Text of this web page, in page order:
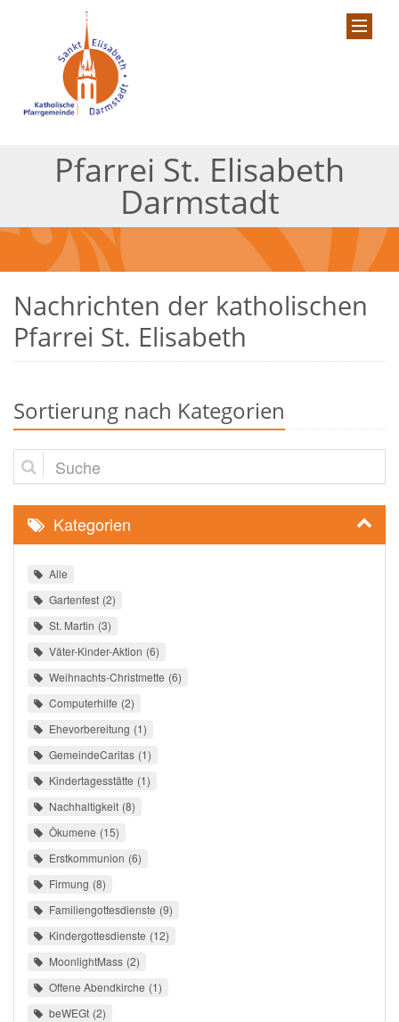
Pfarrei St. Elisabeth
Darmstadt
Nachrichten der katholischen
Pfarrei St. Elisabeth
Sortierung nach Kategorien
Suche
Kategorien
Alle
Gartenfest 2
St. Martin 3
Väter-Kinder-Aktion 6
Weihnachts-Christmette 6
Computerhilfe 2
Ehevorbereitung 1
GemeindeCaritas 1
Kindertagesstätte 1
Nachhaltigkeit 8
Ökumene 15
Erstkommunion 6
Firmung 8
Familiengottesdienste 9
Kindergottesdienste 12
MoonlightMass 2
Offene Abendkirche 1
beWEGt 2